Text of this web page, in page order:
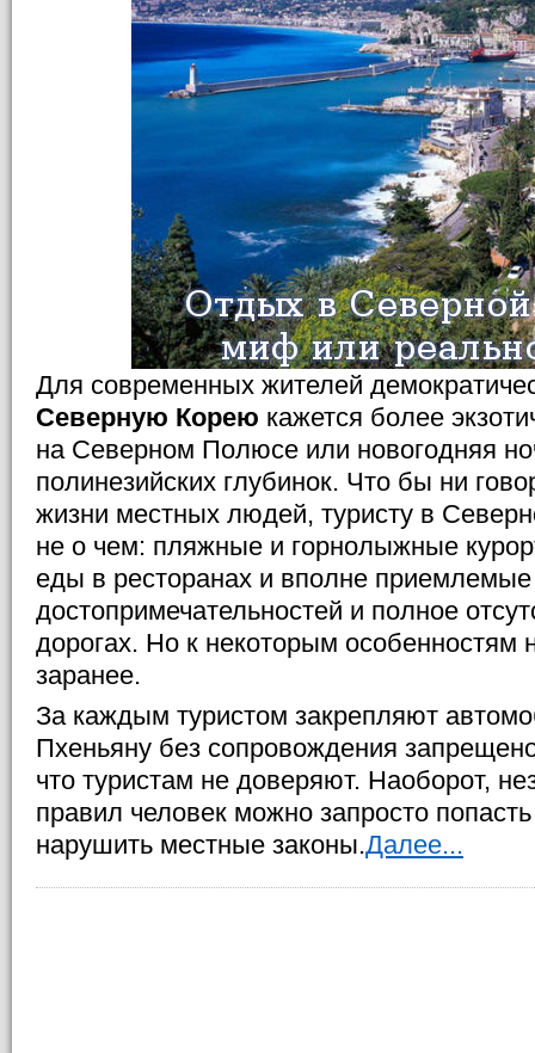
Для современных жителей
Северную Корею кажется более
на Северном Полюсе или новогодняя
полинезийских глубинок. Что бы ни
жизни местных людей, туристу в
не о чем: пляжные и горнолыжные
еды в ресторанах и вполне
достопримечательностей и полное
дорогах. Но к некоторым особенностям
заранее.
За каждым туристом закрепляют
Пхеньяну без сопровождения
что туристам не доверяют. Наоборот,
правил человек можно запросто
нарушить местные законы.Далее...